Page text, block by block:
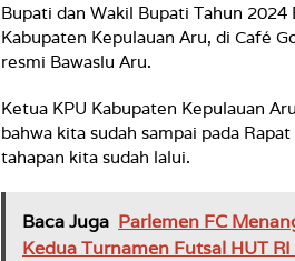
Bupati dan Wakil Bupati Tahun
Kabupaten Kepulauan Aru, di Café
resmi Bawaslu Aru.
Ketua KPU Kabupaten Kepulauan
bahwa kita sudah sampai pada
tahapan kita sudah lalui.
Baca Juga Parlemen FC
Kedua Turnamen Futsal HUT